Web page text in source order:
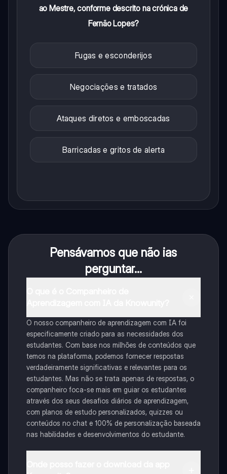
ao Mestre, conforme descrito na crónica de
Fernão Lopes?
Fugas e esconderijos
Negociações e tratados
Ataques diretos e emboscadas
Barricadas e gritos de alerta
Pensávamos que não ias
perguntar...
O nosso companheiro de aprendizagem com IA foi
especificamente criado para as necessidades dos
estudantes. Com base nos milhões de conteúdos que
temos na plataforma, podemos fornecer respostas
verdadeiramente significativas e relevantes para os
estudantes. Mas não se trata apenas de respostas, o
companheiro foca-se mais em guiar os estudantes
através dos seus desafios diários de aprendizagem,
com planos de estudo personalizados, quizzes ou
conteúdos no chat e 100% de personalização baseada
nas habilidades e desenvolvimentos do estudante.